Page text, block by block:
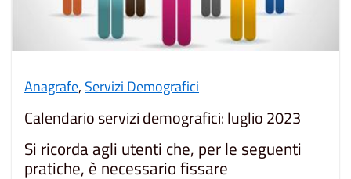
Anagrafe, Servizi Demografici
Calendario servizi demografici: luglio 2023
Si ricorda agli utenti che, per le seguenti
pratiche, è necessario fissare